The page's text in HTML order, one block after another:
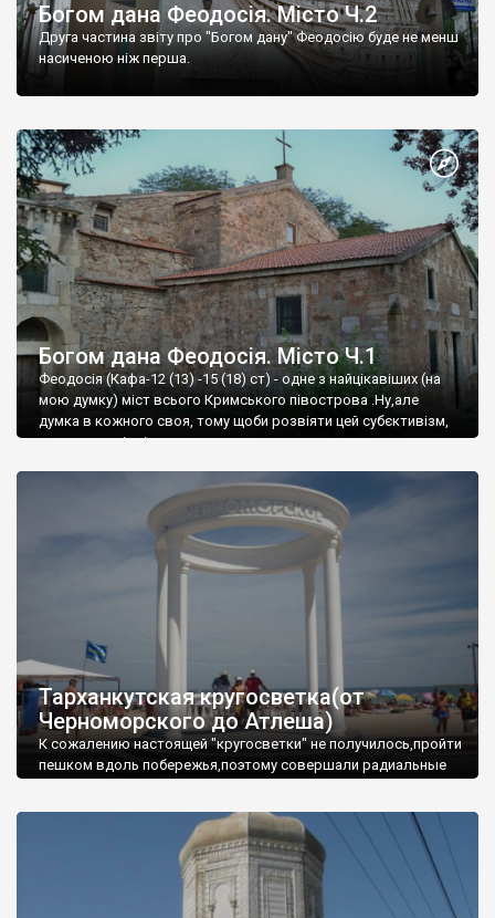
Богом дана Феодосія. Місто Ч.2
Друга частина звіту про "Богом дану" Феодосію буде не менш
насиченою ніж перша.
Богом дана Феодосія. Місто Ч.1
Феодосія (Кафа-12 (13) -15 (18) ст) - одне з найцікавіших (на
мою думку) міст всього Кримського півострова .Ну,але
думка в кожного своя, тому щоби розвіяти цей субєктивізм,
запрошую відвідати це
Тарханкутская кругосветка(от
Черноморского до Атлеша)
К сожалению настоящей "кругосветки" не получилось,пройти
пешком вдоль побережья,поэтому совершали радиальные